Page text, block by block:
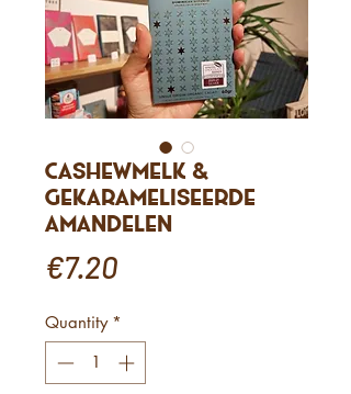
Cashewmelk &
Gekarameliseerde
Amandelen
€7.20Price
Quantity *